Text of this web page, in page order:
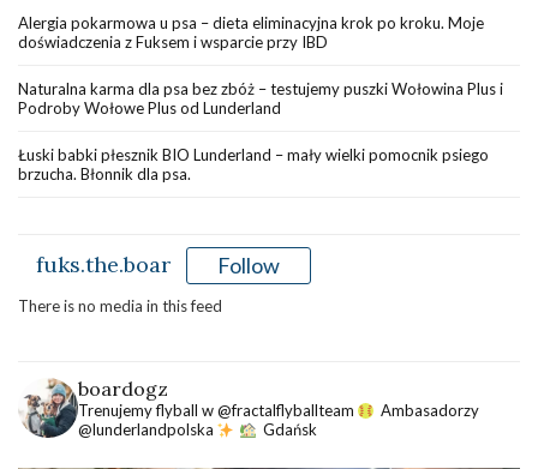
Alergia pokarmowa u psa – dieta eliminacyjna krok po kroku. Moje
doświadczenia z Fuksem i wsparcie przy IBD
Naturalna karma dla psa bez zbóż – testujemy puszki Wołowina Plus i
Podroby Wołowe Plus od Lunderland
Łuski babki płesznik BIO Lunderland – mały wielki pomocnik psiego
brzucha. Błonnik dla psa.
fuks.the.boar Follow
There is no media in this feed
boardogz
Trenujemy flyball w @fractalflyballteam
Ambasadorzy
@lunderlandpolska
Gdańsk